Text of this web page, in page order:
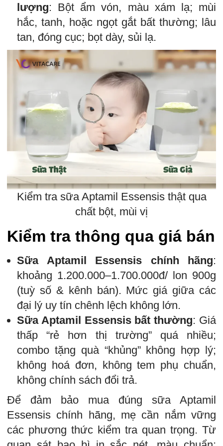
lượng: Bột ẩm vón, màu xám lạ; mùi
hắc, tanh, hoặc ngọt gắt bất thường; lâu
tan, đóng cục; bọt dày, sủi lạ.
Kiểm tra sữa Aptamil Essensis thật qua
chất bột, mùi vị
Kiểm tra thông qua giá bán
Sữa Aptamil Essensis chính hãng:
khoảng 1.200.000–1.700.000đ/ lon 900g
(tuỳ số & kênh bán). Mức giá giữa các
đại lý uy tín chênh lệch không lớn.
Sữa Aptamil Essensis bất thường: Giá
thấp “rẻ hơn thị trường” quá nhiều;
combo tặng quà “khủng” không hợp lý;
không hoá đơn, không tem phụ chuẩn,
không chính sách đổi trả.
Để đảm bảo mua đúng sữa Aptamil
Essensis chính hãng, mẹ cần nắm vững
các phương thức kiểm tra quan trọng. Từ